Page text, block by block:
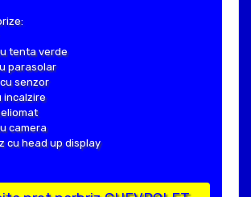
tenta verde
parasolar
senzor
incalzire
camera
cu head up display